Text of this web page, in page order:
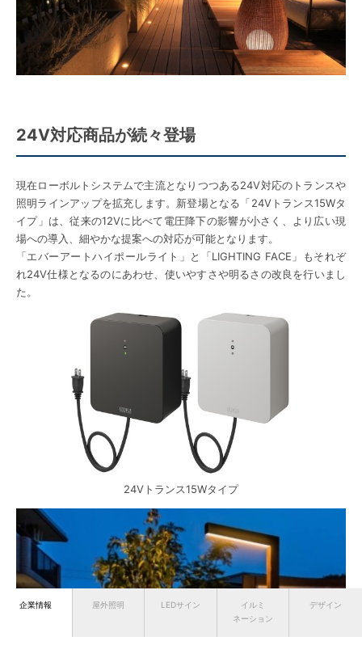
企業情報 屋外照明 LEDサイン
イルミ
ネーション
デザイン
24V対応商品が続々登場
現在ローボルトシステムで主流となりつつある24V対応のトランスや
照明ラインアップを拡充します。新登場となる「24Vトランス15Wタ
イプ」は、従来の12Vに比べて電圧降下の影響が小さく、より広い現
場への導入、細やかな提案への対応が可能となります。
「エバーアートハイポールライト」と「LIGHTING FACE」もそれぞ
れ24V仕様となるのにあわせ、使いやすさや明るさの改良を行いまし
た。
24Vトランス15Wタイプ